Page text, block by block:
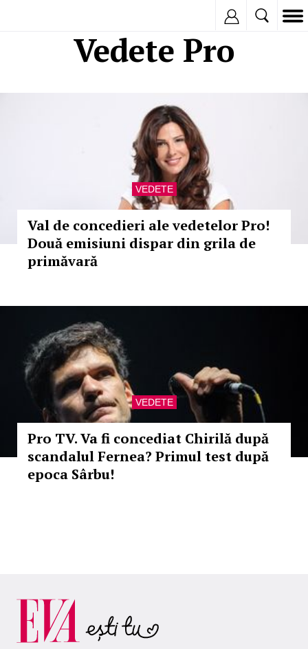
Vedete Pro
VEDETE
Val de concedieri ale vedetelor Pro!
Două emisiuni dispar din grila de
primăvară
VEDETE
Pro TV. Va fi concediat Chirilă după
scandalul Fernea? Primul test după
epoca Sârbu!